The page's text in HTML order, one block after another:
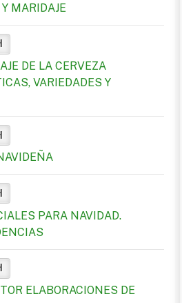
MARIDAJE
DE LA CERVEZA
VARIEDADES Y
PARA NAVIDAD.
ELABORACIONES DE